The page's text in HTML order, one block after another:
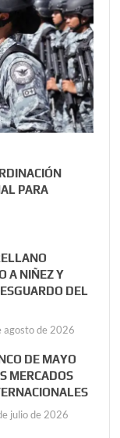
PARA
A NIÑEZ Y
DEL
agosto de 2026
DE MAYO
MERCADOS
julio de 2026